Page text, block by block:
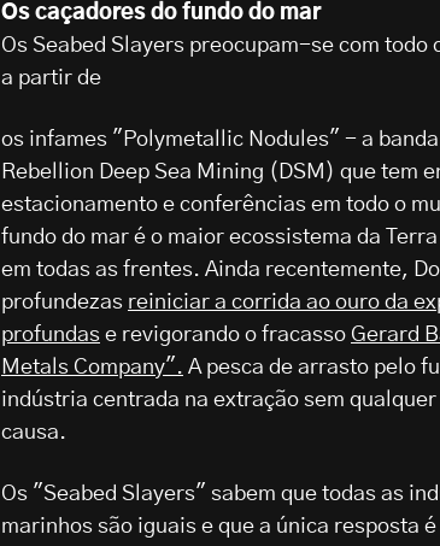
Os caçadores do fundo do mar
Os Seabed Slayers preocupam-se com
a partir de
os infames "Polymetallic Nodules" - a banda
Rebellion Deep Sea Mining (DSM) que tem
estacionamento e conferências em todo o
fundo do mar é o maior ecossistema da
em todas as frentes. Ainda recentemente,
profundezas reiniciar a corrida ao ouro da
profundas e revigorando o fracasso Gerard
Metals Company". A pesca de arrasto pelo
indústria centrada na extração sem
causa.
Os "Seabed Slayers" sabem que todas as
marinhos são iguais e que a única resposta